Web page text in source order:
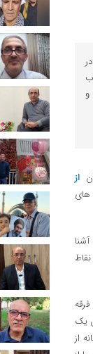
با شروع ماه محرم در شبهای سه شنبه و چهارشنبه ۲۷ و ۲۸ تیرماه ۱۴۰۲ در
از
های
یک
از